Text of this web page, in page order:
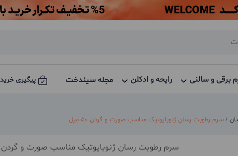
برقی و سالنی رایحه و ادکلن مجله سیندخت پیگیری خرید
/ سرم رطوبت رسان ژنوبایوتیک مناسب صورت و گردن 50 میل
سرم رطوبت رسان ژنوبایوتیک مناسب صورت و گردن 50 میل